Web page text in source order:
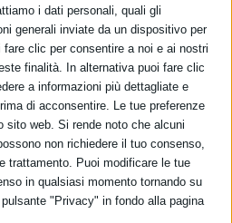
i dati personali, quali gli
generali inviate da un dispositivo per
clic per consentire a noi e ai nostri
finalità. In alternativa puoi fare clic
a informazioni più dettagliate e
di acconsentire. Le tue preferenze
sito web. Si rende noto che alcuni
non richiedere il tuo consenso,
trattamento. Puoi modificare le tue
in qualsiasi momento tornando su
"Privacy" in fondo alla pagina